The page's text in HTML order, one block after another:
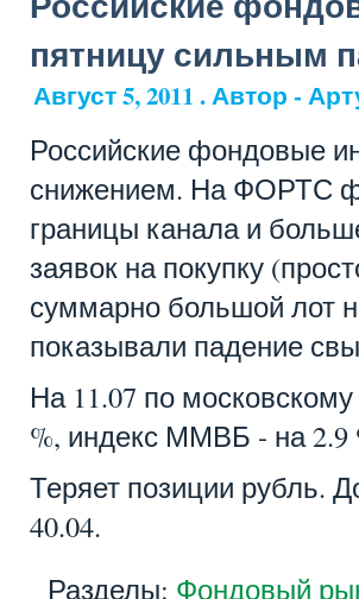
пятницу сильным
Август 5, 2011 . Автор -
Российские фондовые
снижением. На ФОРТС
границы канала и
заявок на покупку
суммарно большой лот
показывали падение
На 11.07 по
%, индекс ММВБ - на 2.9
Теряет позиции рубль.
40.04.
Разделы: Фондовый